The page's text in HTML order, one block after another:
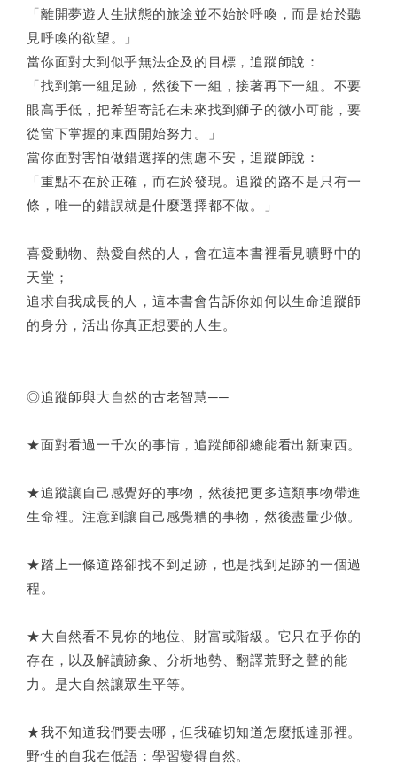
「離開夢遊人生狀態的旅途並不始於呼喚，而是始於聽
見呼喚的欲望。」
當你面對大到似乎無法企及的目標，追蹤師說：
「找到第一組足跡，然後下一組，接著再下一組。不要
眼高手低，把希望寄託在未來找到獅子的微小可能，要
從當下掌握的東西開始努力。」
當你面對害怕做錯選擇的焦慮不安，追蹤師說：
「重點不在於正確，而在於發現。追蹤的路不是只有一
條，唯一的錯誤就是什麼選擇都不做。」
喜愛動物、熱愛自然的人，會在這本書裡看見曠野中的
天堂；
追求自我成長的人，這本書會告訴你如何以生命追蹤師
的身分，活出你真正想要的人生。
◎追蹤師與大自然的古老智慧──
★面對看過一千次的事情，追蹤師卻總能看出新東西。
★追蹤讓自己感覺好的事物，然後把更多這類事物帶進
生命裡。注意到讓自己感覺糟的事物，然後盡量少做。
★踏上一條道路卻找不到足跡，也是找到足跡的一個過
程。
★大自然看不見你的地位、財富或階級。它只在乎你的
存在，以及解讀跡象、分析地勢、翻譯荒野之聲的能
力。是大自然讓眾生平等。
★我不知道我們要去哪，但我確切知道怎麼抵達那裡。
野性的自我在低語：學習變得自然。